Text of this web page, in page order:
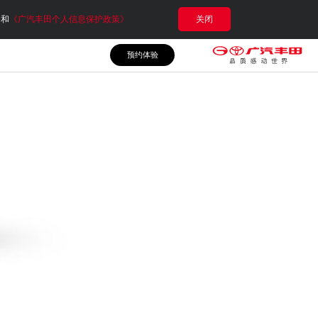
《广汽丰田个人信息保护政策》 关闭
预约体验